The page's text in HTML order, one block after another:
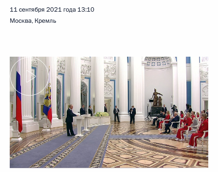
11 сентября 2021 года 13:10
Москва, Кремль